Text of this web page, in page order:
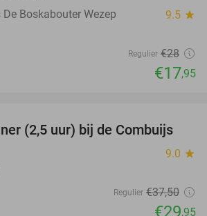
Boskabouter Wezep 9.5 star
Regulier €28
€17,95
20%
(2,5 uur) bij de Combuijs
9.0 star
Regulier €37,50
€29,95